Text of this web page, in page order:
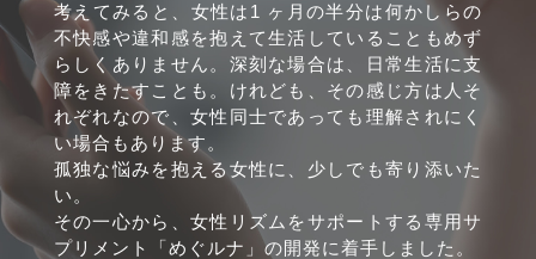
考えてみると、女性は1 ヶ月の半分は何かしらの
不快感や違和感を抱えて生活していることもめず
らしくありません。深刻な場合は、日常生活に支
障をきたすことも。けれども、その感じ方は人そ
れぞれなので、女性同士であっても理解されにく
い場合もあります。
孤独な悩みを抱える女性に、少しでも寄り添いた
い。
その一心から、女性リズムをサポートする専用サ
プリメント「めぐルナ」の開発に着手しました。